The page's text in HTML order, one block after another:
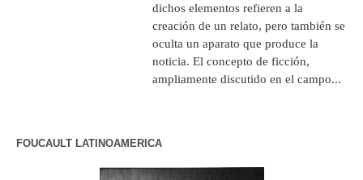
dichos elementos refieren a la
creación de un relato, pero también se
oculta un aparato que produce la
noticia. El concepto de ficción,
ampliamente discutido en el campo...
FOUCAULT LATINOAMERICA